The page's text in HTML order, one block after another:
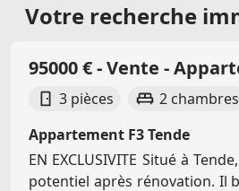
Votre recherche
95000 € - Vente -
3 pièces 2 chambres
Appartement F3 Tende
EN EXCLUSIVITE Situé à
potentiel après rénovation. Il